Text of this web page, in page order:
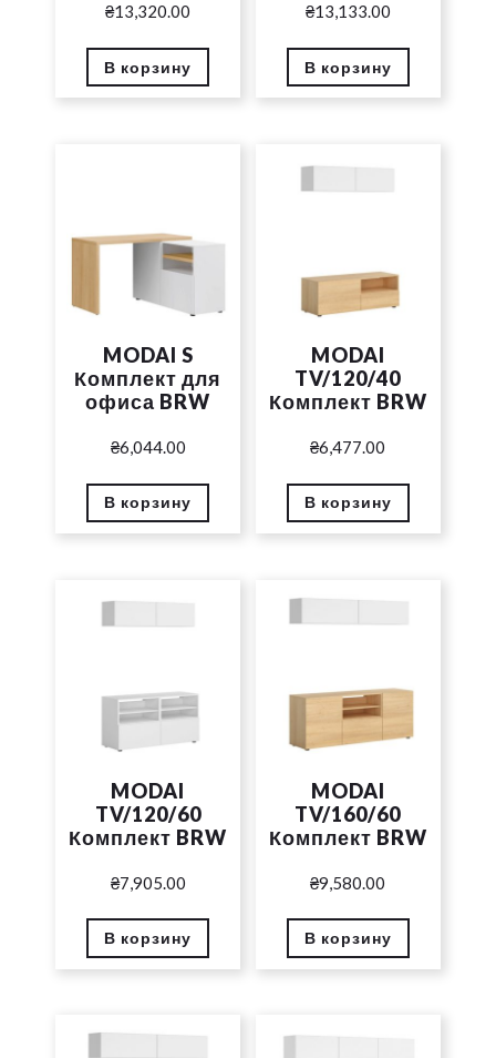
₴13,320.00
В корзину
₴13,133.00
В корзину
MODAI S
Комплект для
офиса BRW
₴6,044.00
В корзину
MODAI
TV/120/40
Комплект BRW
₴6,477.00
В корзину
MODAI
TV/120/60
Комплект BRW
₴7,905.00
В корзину
MODAI
TV/160/60
Комплект BRW
₴9,580.00
В корзину